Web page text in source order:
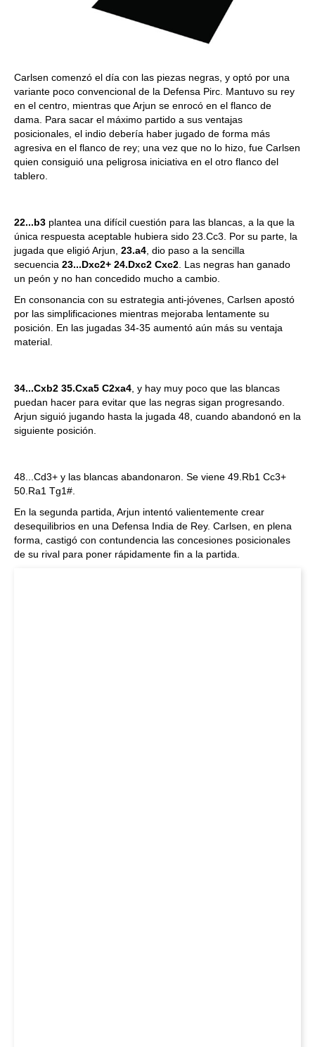
Carlsen comenzó el día con las piezas negras, y optó por una
variante poco convencional de la Defensa Pirc. Mantuvo su rey
en el centro, mientras que Arjun se enrocó en el flanco de
dama. Para sacar el máximo partido a sus ventajas
posicionales, el indio debería haber jugado de forma más
agresiva en el flanco de rey; una vez que no lo hizo, fue Carlsen
quien consiguió una peligrosa iniciativa en el otro flanco del
tablero.
22...b3 plantea una difícil cuestión para las blancas, a la que la
única respuesta aceptable hubiera sido 23.Cc3. Por su parte, la
jugada que eligió Arjun, 23.a4 , dio paso a la sencilla
secuencia 23...Dxc2+ 24.Dxc2 Cxc2 . Las negras han ganado
un peón y no han concedido mucho a cambio.
En consonancia con su estrategia anti-jóvenes, Carlsen apostó
por las simplificaciones mientras mejoraba lentamente su
posición. En las jugadas 34-35 aumentó aún más su ventaja
material.
34...Cxb2 35.Cxa5 C2xa4 , y hay muy poco que las blancas
puedan hacer para evitar que las negras sigan progresando.
Arjun siguió jugando hasta la jugada 48, cuando abandonó en la
siguiente posición.
48...Cd3+ y las blancas abandonaron. Se viene 49.Rb1 Cc3+
50.Ra1 Tg1#.
En la segunda partida, Arjun intentó valientemente crear
desequilibrios en una Defensa India de Rey. Carlsen, en plena
forma, castigó con contundencia las concesiones posicionales
de su rival para poner rápidamente fin a la partida.